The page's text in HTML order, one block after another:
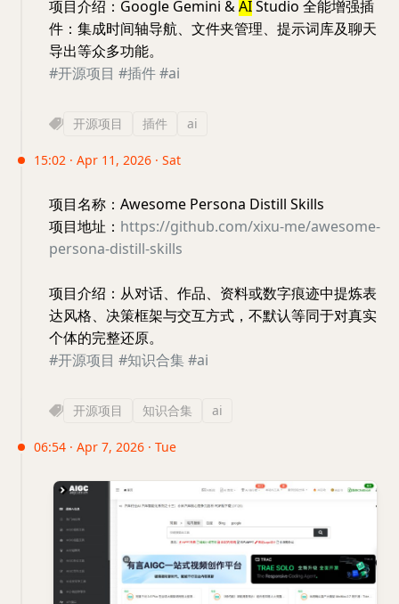
项目介绍：Google Gemini &AIStudio 全能增强插
件：集成时间轴导航、文件夹管理、提示词库及聊天
导出等众多功能。
#开源项目 #插件#ai
开源项目 插件 ai
15:02 · Apr 11, 2026 · Sat
项目名称：Awesome Persona Distill Skills
项目地址： https://github.com/xixu-me/awesome-
persona-distill-skills
项目介绍：从对话、作品、资料或数字痕迹中提炼表
达风格、决策框架与交互方式，不默认等同于对真实
个体的完整还原。
#开源项目 #知识合集#ai
开源项目 知识合集 ai
06:54 · Apr 7, 2026 · Tue